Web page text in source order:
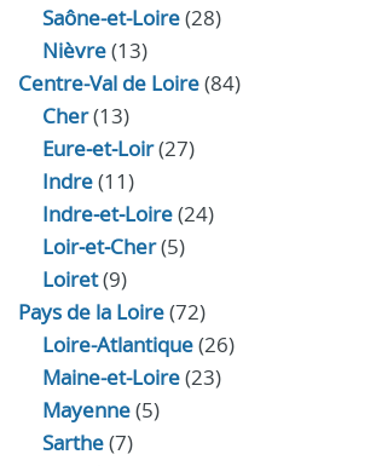
Saône-et-Loire(28)
Nièvre(13)
Centre-Val de Loire(84)
Cher(13)
Eure‑et‑Loir(27)
Indre(11)
Indre‑et‑Loire(24)
Loir‑et‑Cher(5)
Loiret(9)
Pays de la Loire(72)
Loire-Atlantique(26)
Maine-et-Loire(23)
Mayenne(5)
Sarthe(7)